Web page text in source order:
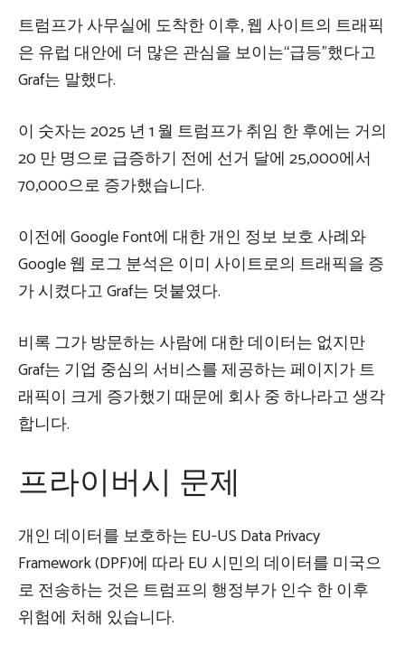
트럼프가 사무실에 도착한 이후, 웹 사이트의 트래픽
은 유럽 대안에 더 많은 관심을 보이는“급등”했다고
Graf는 말했다.
이 숫자는 2025 년 1 월 트럼프가 취임 한 후에는 거의
20 만 명으로 급증하기 전에 선거 달에 25,000에서
70,000으로 증가했습니다.
이전에 Google Font에 대한 개인 정보 보호 사례와
Google 웹 로그 분석은 이미 사이트로의 트래픽을 증
가 시켰다고 Graf는 덧붙였다.
비록 그가 방문하는 사람에 대한 데이터는 없지만
Graf는 기업 중심의 서비스를 제공하는 페이지가 트
래픽이 크게 증가했기 때문에 회사 중 하나라고 생각
합니다.
프라이버시 문제
개인 데이터를 보호하는 EU-US Data Privacy
Framework (DPF)에 따라 EU 시민의 데이터를 미국으
로 전송하는 것은 트럼프의 행정부가 인수 한 이후
위험에 처해 있습니다.